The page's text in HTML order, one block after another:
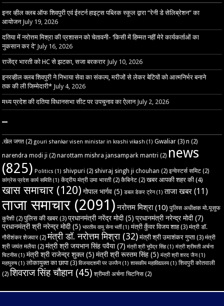
इनर व्हील क्लब ऑफ शिवपुरी एवं ईस्टर्न हाइट्स पब्लिक स्कूल द्वारा “रेनी डे सेलिब्रेशन” का
आयोजन July 19, 2026
दतिया में नरोत्तम मिश्रा की प्रशासन को चेतावनी- ‘किसी में हिम्मत नहीं मेरे कार्यकर्ताओं का
नुकसान कर दे’ July 16, 2026
राजेंद्र भारती को HC से झटका, सजा बरकरार July 10, 2026
इनरव्हील क्लब शिवपुरी ने निभाया सेवा का संकल्प, मरीजों से लेकर बेटियों को आत्मनिर्भर बनाने
तक की ली जिम्मेदारी* July 4, 2026
मध्य प्रदेश की दतिया विधानसभा सीट पर उपचुनाव का ऐलान July 2, 2026
–
.खेल जगत (2) gouri shankar visen ministar in krashi vikash (1) Gwaliar (3) n (2)
narendra modi ji (2) narottam mishra jansampark mantri (2) news
(825) Politics (1) shivpuri (2) shivraj singh ji chouhan (2) इन्वेस्टर्स समिट (2)
कांग्रेस प्रदेश कार्य समिति(1) केंद्रीय मंत्री उमा भारती (2) कैबिनेट (2) खबर आपकी शहर की (4)
खास समाचार (120) गोपाल भार्गव (5) डबल डेकर ट्रेन(1) ताजा खबर (11)
ताजा समाचार (2091) नरोत्तम मिश्रा(10) पुलिस अधीक्षक मो.यूसुफ
कुरैशी (2) पुलिस की खबर (3) प्रधानमंत्री नरेंद्र मोदी(5) प्रधानमंत्री नरेन्द्र मोदी(7)
प्रधानमंत्री श्री नरेन्द्र मोदी(5) भारतीय वायु सेना भर्ती(1) मंत्री कुँवर विजय शाह(3) मंत्री डॉ.
गौरीशंकर शेजवार(2) मंत्री डॉ. नरोत्तम मिश्रा(32) मंत्री श्री उमाशंकर गुप्ता (3) मंत्री
श्री जयंत मलैया (2) मंत्री श्री जयभान सिंह पवैया(7) मंत्री श्री भूपेंद्र सिंह(1) मंत्री श्रीमती अर्चना
चिटनीस(1) मंत्री श्री राजेन्द्र शुक्ल(5) मंत्री श्री रूस्तम सिंह (5) मंत्री श्री शरद जैन(1)
महापुरुष(1) लोकायुक्त का छापा (3) विजयादशमी पर उज्‍जैन(1) शासकीय महाविद्यालय(1) शिवपुरी कोतवाली
(2) शिवराज सिंह चौहान (45) श्रीमती अर्चना चिटनिस (2)